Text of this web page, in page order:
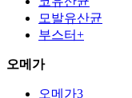
모발유산균
부스터+
오메가
오메가3